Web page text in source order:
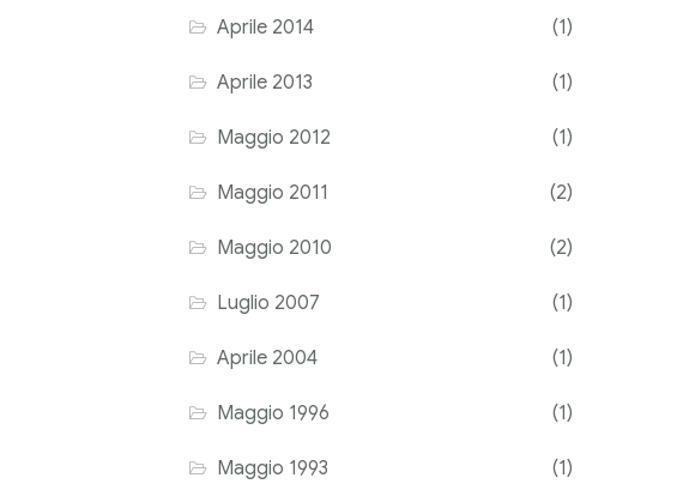
Aprile 2014 (1)
Aprile 2013 (1)
Maggio 2012 (1)
Maggio 2011 (2)
Maggio 2010 (2)
Luglio 2007 (1)
Aprile 2004 (1)
Maggio 1996 (1)
Maggio 1993 (1)